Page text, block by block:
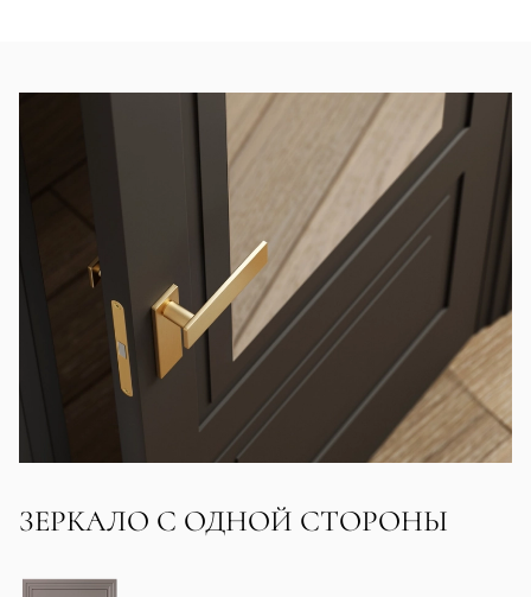
ЗЕРКАЛО С ОДНОЙ СТОРОНЫ